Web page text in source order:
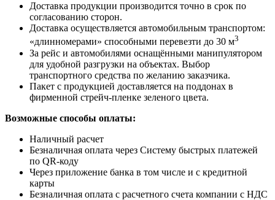
Доставка продукции производится точно в срок по
согласованию сторон.
Доставка осуществляется автомобильным транспортом:
«длинномерами» способными перевезти до 30 м3
За рейс и автомобилями оснащёнными манипулятором
для удобной разгрузки на объектах. Выбор
транспортного средства по желанию заказчика.
Пакет с продукцией доставляется на поддонах в
фирменной стрейч-пленке зеленого цвета.
Возможные способы оплаты:
Наличный расчет
Безналичная оплата через Систему быстрых платежей
по QR-коду
Через приложение банка в том числе и с кредитной
карты
Безналичная оплата с расчетного счета компании с НДС